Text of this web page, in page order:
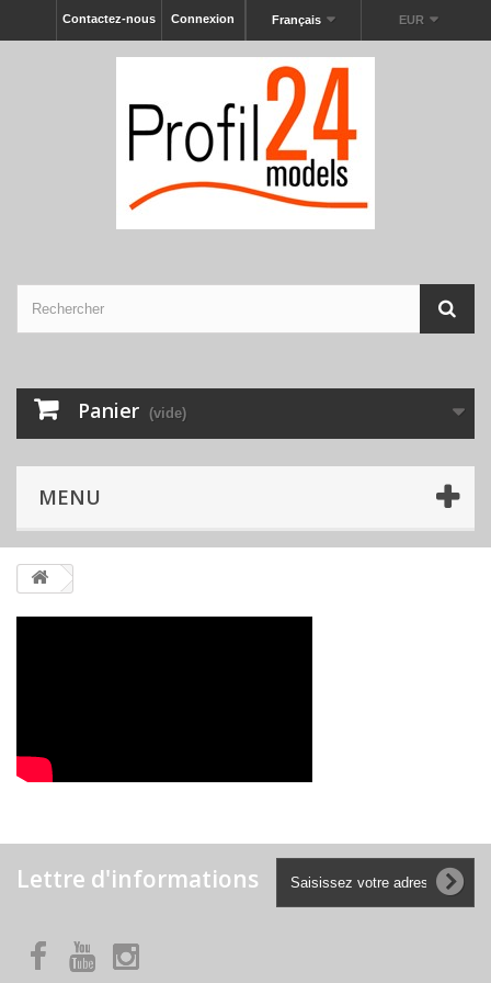
EUR
Français
Connexion
Contactez-nous
Panier (vide)
MENU
Lettre d'informations